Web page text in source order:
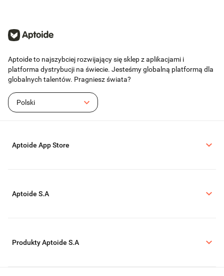
Aptoide to najszybciej rozwijający się sklep z aplikacjami i
platforma dystrybucji na świecie. Jesteśmy globalną platformą dla
globalnych talentów. Pragniesz świata?
Polski
Aptoide App Store
Aptoide S.A
Produkty Aptoide S.A